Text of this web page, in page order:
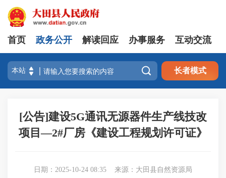
首页 政务公开 解读回应 办事服务 互动交流
 长者模式
[公告]建设5G通讯无源器件生产线技改
项目—2#厂房《建设工程规划许可证》
日期：2025-10-24 08:35 来源：大田县自然资源局